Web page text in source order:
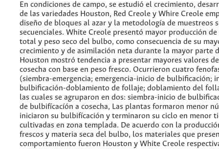
En condiciones de campo, se estudió el crecimiento,
de las variedades Houston, Red Creole y Whire Creole
diseño de bloques al azar y la metodología de muestreos
secuenciales. White Creole presentó mayor producción de
total y peso seco del bulbo, como consecuencia de su
crecimiento y de asimilación neta durante la mayor parte
Houston mostró tendencia a presentar mayores valores
cosecha con base en peso fresco. Ocurrieron cuatro
(siembra-emergencia; emergencia-inicio de bulbificación;
bulbificación-doblamiento de follaje; doblamiento del
las cuales se agruparon en dos: siembra-inicio de
de bulbifícacíón a cosecha, Las plantas formaron menor
iniciaron su bulbifícación y terminaron su ciclo en menor
cultivadas en zona templada. De acuerdo con la
frescos y materia seca del bulbo, los materiales que
comportamiento fueron Houston y White Creole